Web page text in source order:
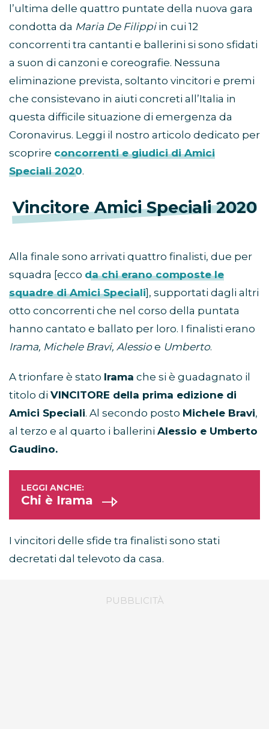
l’ultima delle quattro puntate della nuova gara
condotta da Maria De Filippiin cui 12
concorrenti tra cantanti e ballerini si sono sfidati
a suon di canzoni e coreografie. Nessuna
eliminazione prevista, soltanto vincitori e premi
che consistevano in aiuti concreti all’Italia in
questa difficile situazione di emergenza da
Coronavirus. Leggi il nostro articolo dedicato per
scoprire concorrenti e giudici di Amici
Speciali 2020.
Vincitore Amici Speciali 2020
Alla finale sono arrivati quattro finalisti, due per
squadra [ecco da chi erano composte le
squadre di Amici Speciali], supportati dagli altri
otto concorrenti che nel corso della puntata
hanno cantato e ballato per loro. I finalisti erano
Irama, Michele Bravi, Alessioe Umberto.
A trionfare è stato Irama che si è guadagnato il
titolo di VINCITORE della prima edizione di
Amici Speciali. Al secondo posto Michele Bravi,
al terzo e al quarto i ballerini Alessio e Umberto
Gaudino.
Chi è Irama
I vincitori delle sfide tra finalisti sono stati
decretati dal televoto da casa.